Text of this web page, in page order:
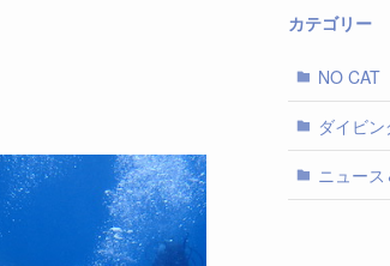
ブ
カテゴリー
NO CAT
ダイビ
ニュー